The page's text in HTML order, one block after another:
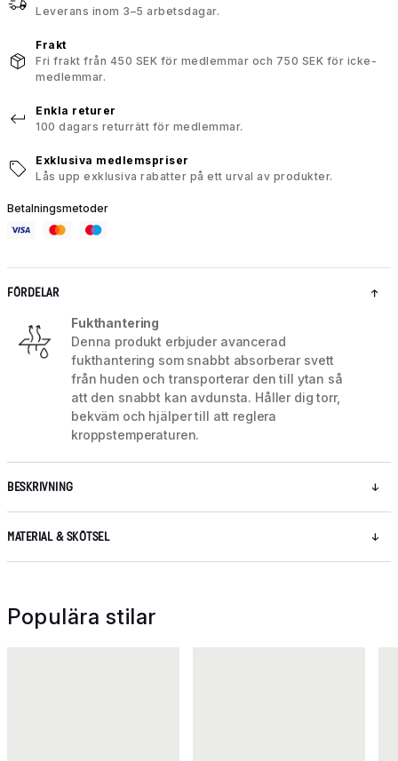
Leverans inom 3–5 arbetsdagar.
Frakt
Fri frakt från 450 SEK för medlemmar och 750 SEK för icke-
medlemmar.
Enkla returer
100 dagars returrätt för medlemmar.
Exklusiva medlemspriser
Lås upp exklusiva rabatter på ett urval av produkter.
Betalningsmetoder
FÖRDELAR
Fukthantering
Denna produkt erbjuder avancerad
fukthantering som snabbt absorberar svett
från huden och transporterar den till ytan så
att den snabbt kan avdunsta. Håller dig torr,
bekväm och hjälper till att reglera
kroppstemperaturen.
BESKRIVNING
MATERIAL & SKÖTSEL
Populära stilar